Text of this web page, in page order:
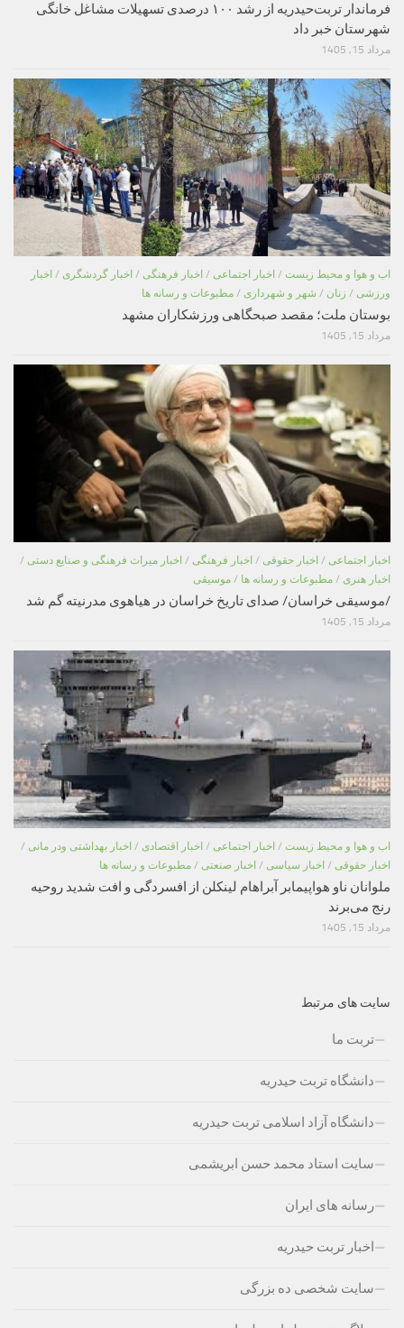
فرماندار تربت‌حیدریه از رشد ۱۰۰ درصدی تسهیلات مشاغل خانگی
شهرستان خبر داد
مرداد 15, 1405
اب و هوا و محیط زیست / اخبار اجتماعی / اخبار فرهنگی / اخبار گردشگری / اخبار
ورزشی / زنان / شهر و شهرداری / مطبوعات و رسانه ها
بوستان ملت؛ مقصد صبحگاهی ورزشکاران مشهد
مرداد 15, 1405
اخبار اجتماعی / اخبار حقوقی / اخبار فرهنگی / اخبار میراث فرهنگی و صنایع دستی /
اخبار هنری / مطبوعات و رسانه ها / موسیقی
/موسیقی خراسان/ صدای تاریخ خراسان در هیاهوی مدرنیته گم شد
مرداد 15, 1405
اب و هوا و محیط زیست / اخبار اجتماعی / اخبار اقتصادی / اخبار بهداشتی ودر مانی /
اخبار حقوقی / اخبار سیاسی / اخبار صنعتی / مطبوعات و رسانه ها
ملوانان ناو هواپیمابر آبراهام لینکلن از افسردگی و افت شدید روحیه
رنج می‌برند
مرداد 15, 1405
سایت های مرتبط
تربت ما
دانشگاه تربت حیدریه
دانشگاه آزاد اسلامی تربت حیدریه
سایت استاد محمد حسن ابریشمی
رسانه های ایران
اخبار تربت حیدریه
سایت شخصی ده بزرگی